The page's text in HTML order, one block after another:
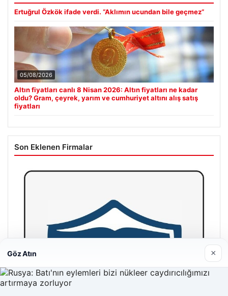
Ertuğrul Özkök ifade verdi. “Aklımın ucundan bile geçmez”
05/08/2026
Altın fiyatları canlı 8 Nisan 2026: Altın fiyatları ne kadar
oldu? Gram, çeyrek, yarım ve cumhuriyet altını alış satış
fiyatları
Son Eklenen Firmalar
Göz Atın ×